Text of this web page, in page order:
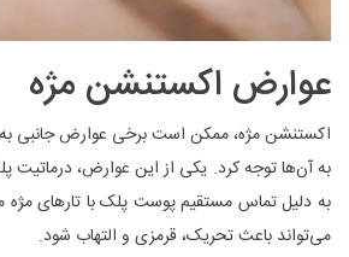
عوارض اکستنشن مژه
اکستنشن مژه، ممکن است برخی عوارض جانبی به
به آن‌ها توجه کرد. یکی از این عوارض، درماتیت
به دلیل تماس مستقیم پوست پلک با تارهای
می‌تواند باعث تحریک، قرمزی و التهاب شود.